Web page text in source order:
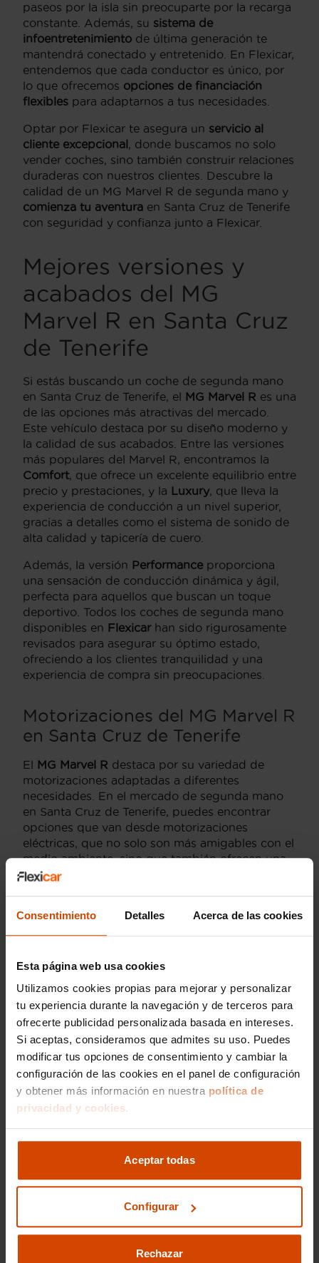
Consentimiento Detalles Acerca de las cookies
Esta página web usa cookies
Utilizamos cookies propias para mejorar y personalizar
tu experiencia durante la navegación y de terceros para
ofrecerte publicidad personalizada basada en intereses.
Si aceptas, consideramos que admites su uso. Puedes
modificar tus opciones de consentimiento y cambiar la
configuración de las cookies en el panel de configuración
y obtener más información en nuestra política de
privacidad y cookies.
Aceptar todas
Configurar
Rechazar
paseos por la isla sin preocuparte por la recarga
constante. Además, su sistema de
infoentretenimiento de última generación te
mantendrá conectado y entretenido. En Flexicar,
entendemos que cada conductor es único, por
lo que ofrecemos opciones de financiación
flexibles para adaptarnos a tus necesidades.
Optar por Flexicar te asegura un servicio al
cliente excepcional, donde buscamos no solo
vender coches, sino también construir relaciones
duraderas con nuestros clientes. Descubre la
calidad de un MG Marvel R de segunda mano y
comienza tu aventura en Santa Cruz de Tenerife
con seguridad y confianza junto a Flexicar.
Mejores versiones y
acabados del MG
Marvel R en Santa Cruz
de Tenerife
Si estás buscando un coche de segunda mano
en Santa Cruz de Tenerife, el MG Marvel R es una
de las opciones más atractivas del mercado.
Este vehículo destaca por su diseño moderno y
la calidad de sus acabados. Entre las versiones
más populares del Marvel R, encontramos la
Comfort, que ofrece un excelente equilibrio entre
precio y prestaciones, y la Luxury, que lleva la
experiencia de conducción a un nivel superior,
gracias a detalles como el sistema de sonido de
alta calidad y tapicería de cuero.
Además, la versión Performance proporciona
una sensación de conducción dinámica y ágil,
perfecta para aquellos que buscan un toque
deportivo. Todos los coches de segunda mano
disponibles en Flexicarhan sido rigurosamente
revisados para asegurar su óptimo estado,
ofreciendo a los clientes tranquilidad y una
experiencia de compra sin preocupaciones.
Motorizaciones del MG Marvel R
en Santa Cruz de Tenerife
El MG Marvel R destaca por su variedad de
motorizaciones adaptadas a diferentes
necesidades. En el mercado de segunda mano
en Santa Cruz de Tenerife, puedes encontrar
opciones que van desde motorizaciones
eléctricas, que no solo son más amigables con el
medio ambiente, sino que también ofrecen una
autonomía ideal para el uso diario, hasta
combustión interna.
especialmente interesante para quienes buscan
de una conducción suave y silenciosa por las
calles de Tenerife. Por otro lado, las versiones
híbridas proporcionan una excelente economía
de combustible, haciéndolas una opción
equilibrada para aquellos que desean lo mejor
de ambos mundos. EnFlexicar, garantizamos
que cada vehículo, independientemente de su
motorización, cumple con los estándares más
Precio medio de los
Marvel R de segunda
mano en Santa Cruz de